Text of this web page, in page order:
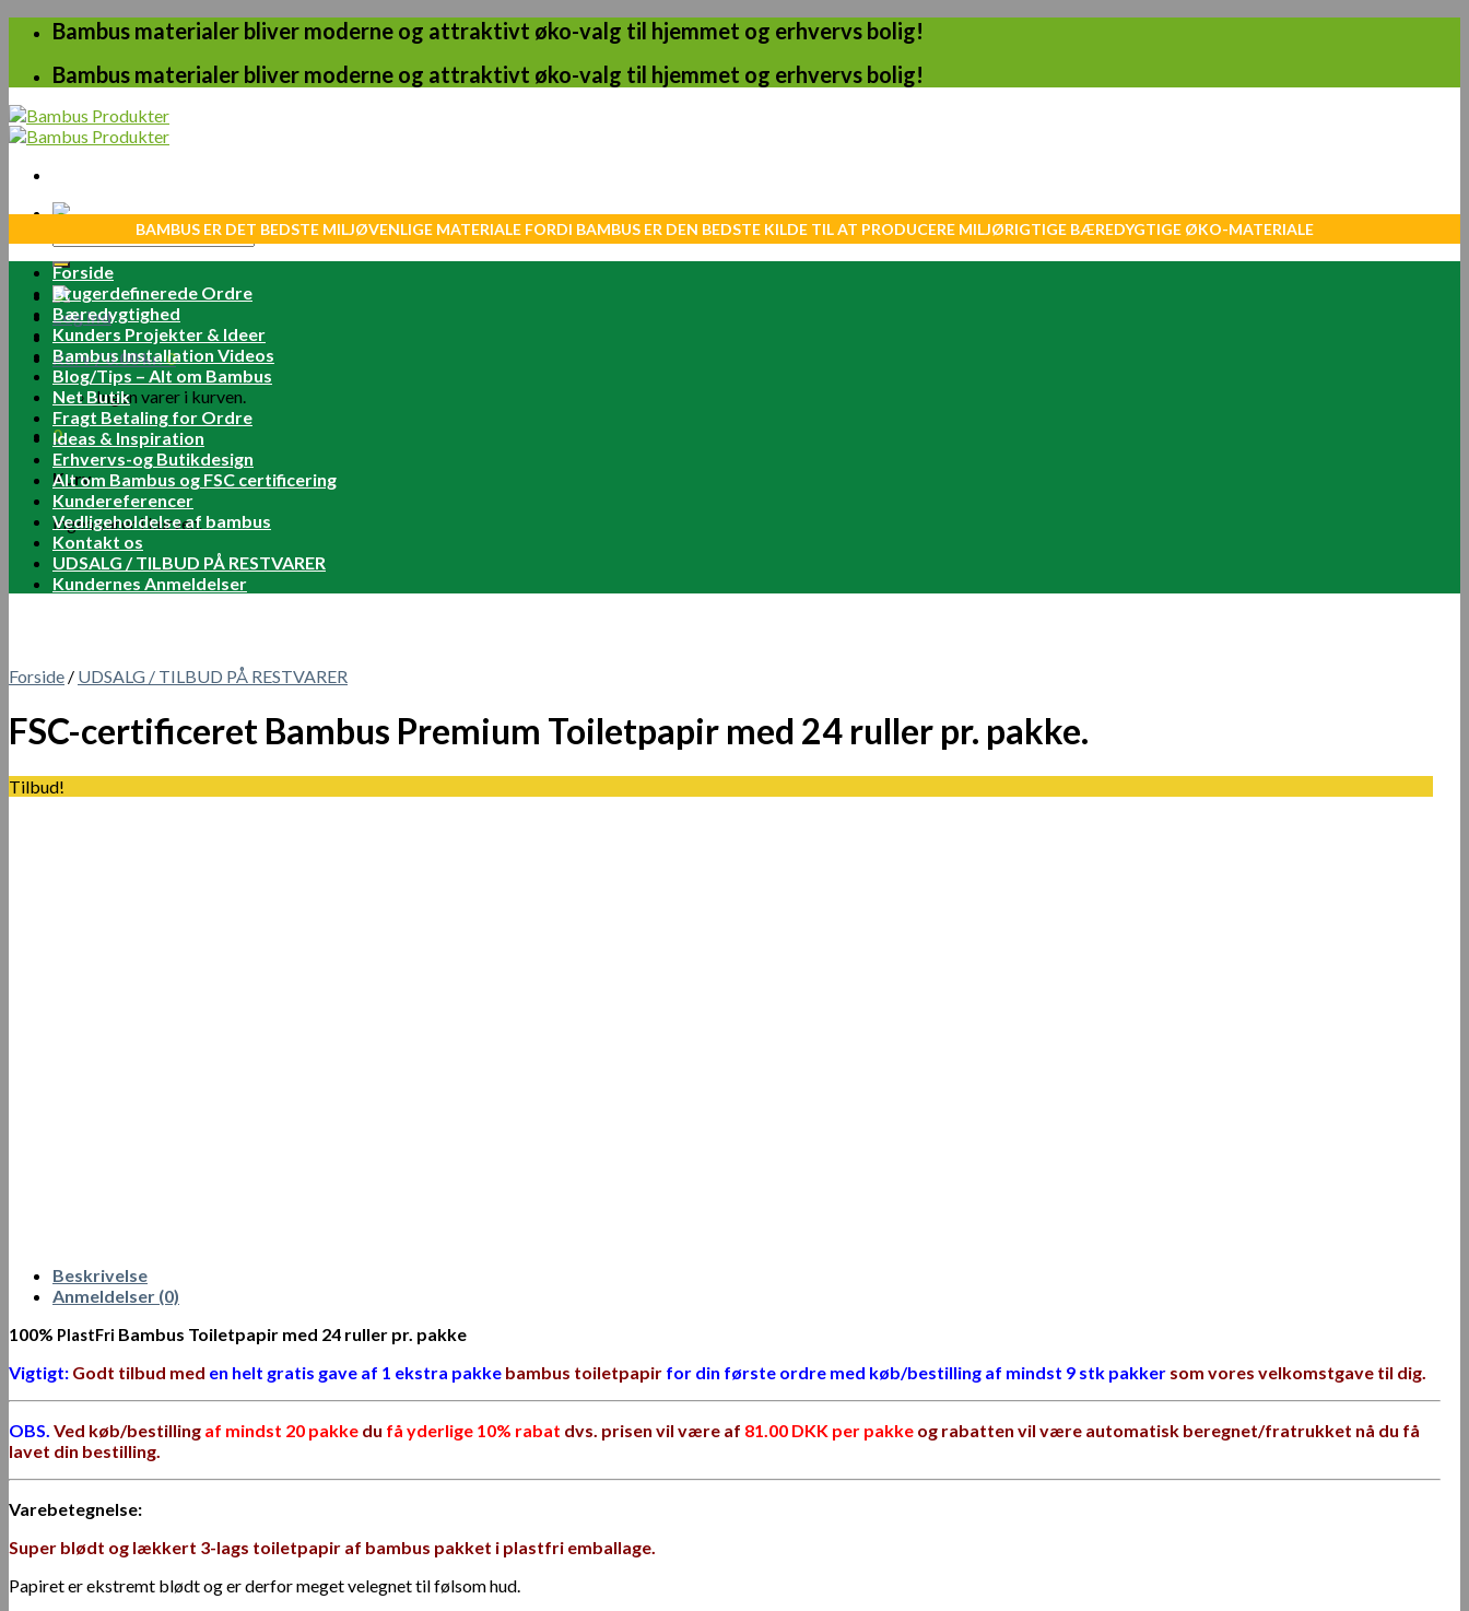
Skip
content
Bambus materialer bliver moderne og attraktivt øko-valg til hjemmet og erhvervs bolig!
Bambus materialer bliver moderne og attraktivt øko-valg til hjemmet og erhvervs bolig!
efter:
Log ind
Kurv /0.00kr.0
Ingen varer i kurven.
0
Kurv
Ingen varer i kurven.
BAMBUS ER DET BEDSTE MILJØVENLIGE MATERIALE FORDI BAMBUS ER DEN BEDSTE KILDE TIL AT PRODUCERE MILJØRIGTIGE BÆREDYGTIGE ØKO-MATERIALE
Forside
Brugerdefinerede Ordre
Bæredygtighed
Kunders Projekter & Ideer
Bambus Installation Videos
Blog/Tips – Alt om Bambus
Net Butik
Fragt Betaling for Ordre
Ideas & Inspiration
Erhvervs-og Butikdesign
Alt om Bambus og FSC certificering
Kundereferencer
Vedligeholdelse af bambus
Kontakt os
UDSALG / TILBUD PÅ RESTVARER
Kundernes Anmeldelser
Forside / UDSALG / TILBUD PÅ RESTVARER
FSC-certificeret Bambus Premium Toiletpapir med 24 ruller pr. pakke.
Tilbud!
Beskrivelse
Anmeldelser (0)
100% PlastFri Bambus Toiletpapir med 24 ruller pr. pakke
Vigtigt: Godt tilbud med en helt gratis gave af 1 ekstra pakke bambus toiletpapir for din første ordre med køb/bestilling af mindst 9 stk pakker som vores velkomstgave til dig.
OBS. Ved køb/bestilling af mindst 20 pakke du få yderlige 10% rabat dvs. prisen vil være af 81.00 DKK per pakke og rabatten vil være automatisk beregnet/fratrukket nå du få
lavet din bestilling.
Varebetegnelse:
Super blødt og lækkert 3-lags toiletpapir af bambus pakket i plastfri emballage.
Papiret er ekstremt blødt og er derfor meget velegnet til følsom hud.